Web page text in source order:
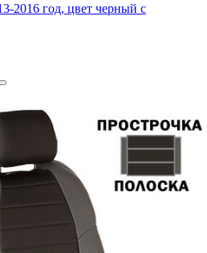
2016 год, цвет черный с